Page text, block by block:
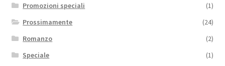
Promozioni speciali
(1)
Prossimamente
(24)
Romanzo
(2)
Speciale
(1)